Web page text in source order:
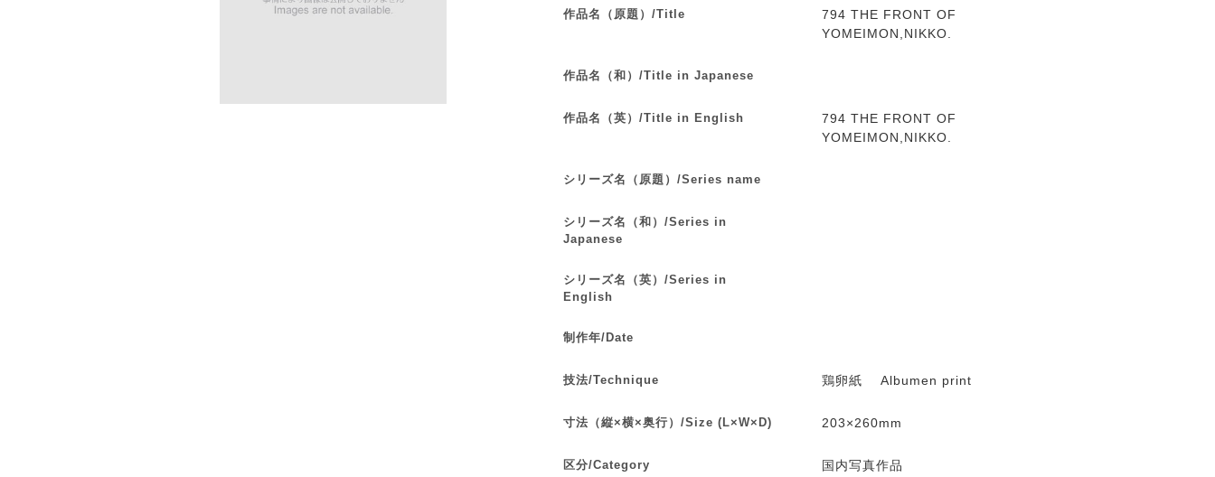
作品名（原題）/Title
794 THE FRONT OF
YOMEIMON,NIKKO.
作品名（和）/Title in Japanese
作品名（英）/Title in English
794 THE FRONT OF
YOMEIMON,NIKKO.
シリーズ名（原題）/Series name
シリーズ名（和）/Series in
Japanese
シリーズ名（英）/Series in
English
制作年/Date
技法/Technique 鶏卵紙 Albumen print
寸法（縦×横×奥行）/Size (L×W×D) 203×260mm
区分/Category 国内写真作品